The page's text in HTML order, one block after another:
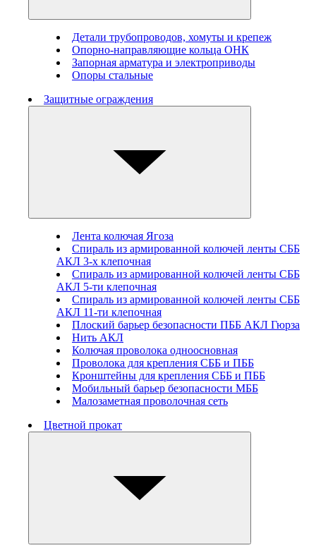
Детали трубопроводов, хомуты и крепеж
Опорно-направляющие кольца ОНК
Запорная арматура и электроприводы
Опоры стальные
Защитные ограждения
Лента колючая Ягоза
Спираль из армированной колючей ленты СББ
АКЛ 3-х клепочная
Спираль из армированной колючей ленты СББ
АКЛ 5-ти клепочная
Спираль из армированной колючей ленты СББ
АКЛ 11-ти клепочная
Плоский барьер безопасности ПББ АКЛ Гюрза
Нить АКЛ
Колючая проволока одноосновная
Проволока для крепления СББ и ПББ
Кронштейны для крепления СББ и ПББ
Мобильный барьер безопасности МББ
Малозаметная проволочная сеть
Цветной прокат